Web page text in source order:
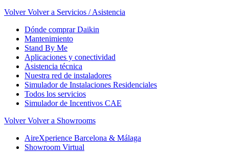
Volver Volver a Servicios / Asistencia
Dónde comprar Daikin
Mantenimiento
Stand By Me
Aplicaciones y conectividad
Asistencia técnica
Nuestra red de instaladores
Simulador de Instalaciones Residenciales
Todos los servicios
Simulador de Incentivos CAE
Volver Volver a Showrooms
AireXperience Barcelona & Málaga
Showroom Virtual